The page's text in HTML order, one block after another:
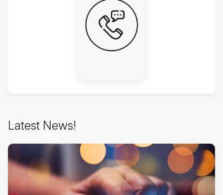
News!
Latest News!